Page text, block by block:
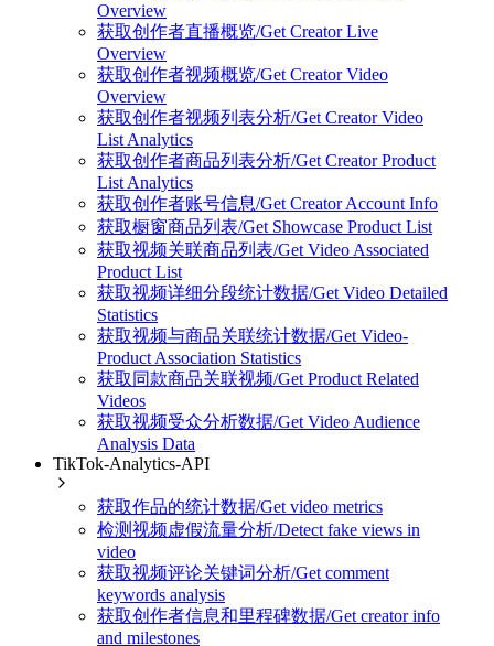
Overview
获取创作者直播概览/Get Creator Live
Overview
获取创作者视频概览/Get Creator Video
Overview
获取创作者视频列表分析/Get Creator Video
List Analytics
获取创作者商品列表分析/Get Creator Product
List Analytics
获取创作者账号信息/Get Creator Account Info
获取橱窗商品列表/Get Showcase Product List
获取视频关联商品列表/Get Video Associated
Product List
获取视频详细分段统计数据/Get Video Detailed
Statistics
获取视频与商品关联统计数据/Get Video-
Product Association Statistics
获取同款商品关联视频/Get Product Related
Videos
获取视频受众分析数据/Get Video Audience
Analysis Data
TikTok-Analytics-API
获取作品的统计数据/Get video metrics
检测视频虚假流量分析/Detect fake views in
video
获取视频评论关键词分析/Get comment
keywords analysis
获取创作者信息和里程碑数据/Get creator info
and milestones